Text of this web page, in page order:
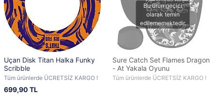
Uçan Disk Titan Halka Funky
Scribble
Tüm ürünlerde ÜCRETSİZ KARGO !
699,90 TL
Sure Catch Set Flames Dragon
- At Yakala Oyunu
Tüm ürünlerde ÜCRETSİZ KARGO !